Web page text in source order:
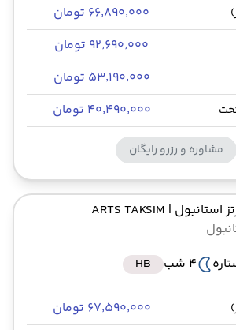
۶۶٬۸۹۰٬۰۰۰ تومان
۹۲٬۶۹۰٬۰۰۰ تومان
۵۳٬۱۹۰٬۰۰۰ تومان
۴۰٬۴۹۰٬۰۰۰ تومان
مشاوره و رزرو رایگان
استانبول | ARTS TAKSIM
4 شب HB
۶۷٬۵۹۰٬۰۰۰ تومان